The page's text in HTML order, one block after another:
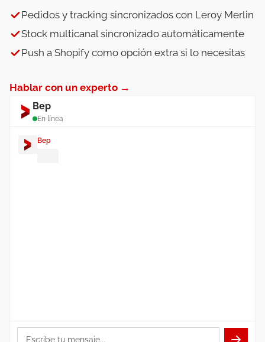
Pedidos y tracking sincronizados con Leroy Merlin
Stock multicanal sincronizado automáticamente
Push a Shopify como opción extra si lo necesitas
Hablar con un experto →
Bep
En línea
Bep
Escribe tu mensaje...